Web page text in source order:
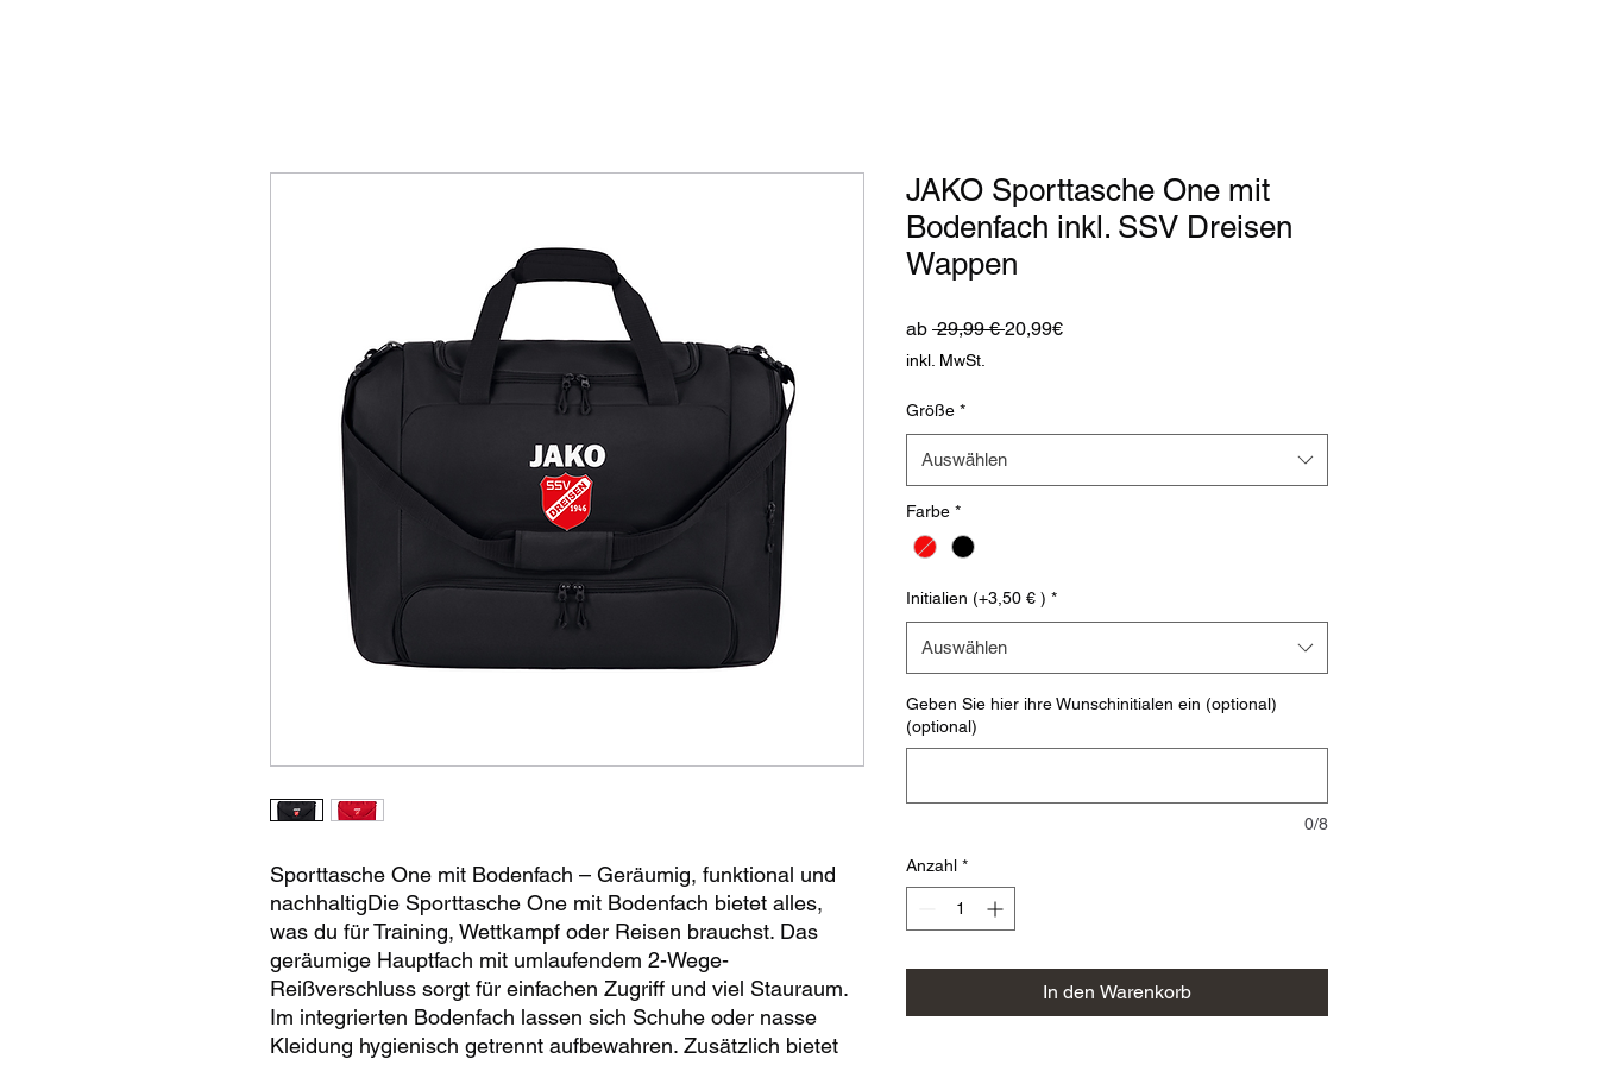
Sporttasche One mit Bodenfach – Geräumig, funktional und
nachhaltigDie Sporttasche One mit Bodenfach bietet alles,
was du für Training, Wettkampf oder Reisen brauchst. Das
geräumige Hauptfach mit umlaufendem 2-Wege-
Reißverschluss sorgt für einfachen Zugriff und viel Stauraum.
Im integrierten Bodenfach lassen sich Schuhe oder nasse
Kleidung hygienisch getrennt aufbewahren. Zusätzlich bietet
JAKO Sporttasche One mit
Bodenfach inkl. SSV Dreisen
Wappen
ab 29,99 € Standardpreis
20,99€Sale-
inkl. MwSt.
Größe *
Auswählen
Farbe *
Initialien (+3,50 € ) *
Auswählen
Geben Sie hier ihre Wunschinitialen ein (optional)
(optional)
0/8
Anzahl *
In den Warenkorb